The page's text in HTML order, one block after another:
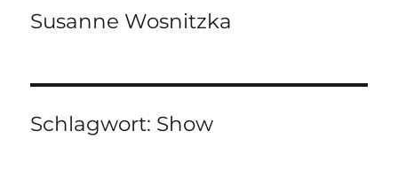
Susanne Wosnitzka
Schlagwort: Show